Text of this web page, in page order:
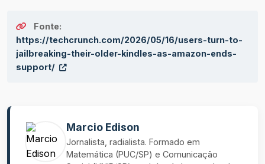
Fonte:
https://techcrunch.com/2026/05/16/users-turn-to-
jailbreaking-their-older-kindles-as-amazon-ends-
support/
Marcio Edison
Jornalista, radialista. Formado em
Matemática (PUC/SP) e Comunicação